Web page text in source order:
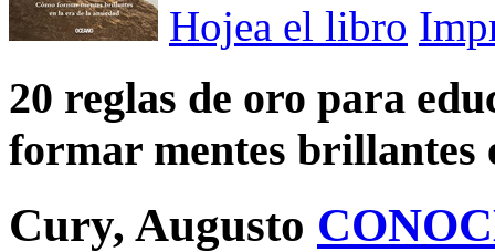
Hojea el libro
20 reglas de oro para
formar mentes brillantes
Cury, Augusto